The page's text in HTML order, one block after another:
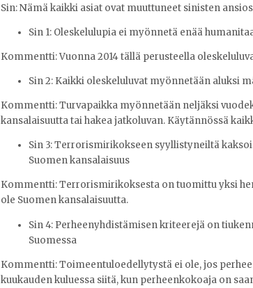
Sin:Nämä kaikki asiat ovat muuttuneet sinisten
Sin 1: Oleskelulupia ei myönnetä enää
Kommentti: Vuonna 2014 tällä perusteella
Sin 2: Kaikki oleskeluluvat myönnetään aluksi
Kommentti: Turvapaikka myönnetään neljäksi
kansalaisuutta tai hakea jatkoluvan. Käytännössä
Sin 3:Terrorismirikokseen syyllistyneiltä
Suomen kansalaisuus
Kommentti: Terrorismirikoksesta on tuomittu yksi
ole Suomen kansalaisuutta.
Sin 4: Perheenyhdistämisen kriteerejä on
Suomessa
Kommentti: Toimeentuloedellytystä ei ole, jos
kuukauden kuluessa siitä, kun perheenkokoaja on